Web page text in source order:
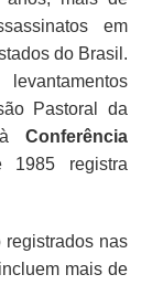
em
do Brasil.
Pastoral da
à Conferência
registra
nas
mais de